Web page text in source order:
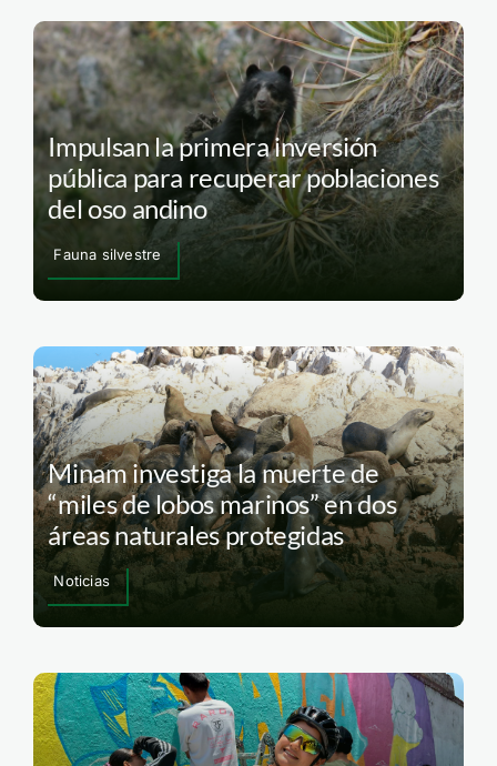
Impulsan la primera inversión
pública para recuperar poblaciones
del oso andino
Fauna silvestre
Minam investiga la muerte de
“miles de lobos marinos” en dos
áreas naturales protegidas
Noticias